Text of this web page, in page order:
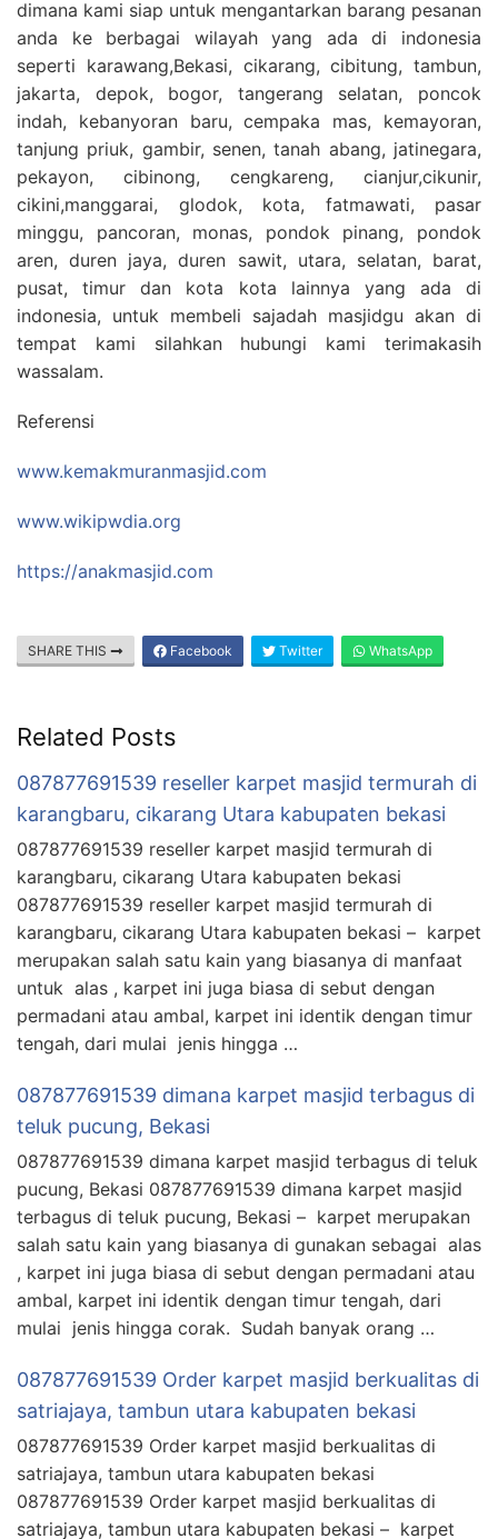
dimana kami siap untuk mengantarkan barang pesanan
anda ke berbagai wilayah yang ada di indonesia
seperti karawang,Bekasi, cikarang, cibitung, tambun,
jakarta, depok, bogor, tangerang selatan, poncok
indah, kebanyoran baru, cempaka mas, kemayoran,
tanjung priuk, gambir, senen, tanah abang, jatinegara,
pekayon, cibinong, cengkareng, cianjur,cikunir,
cikini,manggarai, glodok, kota, fatmawati, pasar
minggu, pancoran, monas, pondok pinang, pondok
aren, duren jaya, duren sawit, utara, selatan, barat,
pusat, timur dan kota kota lainnya yang ada di
indonesia, untuk membeli sajadah masjidgu akan di
tempat kami silahkan hubungi kami terimakasih
wassalam.
Referensi
www.kemakmuranmasjid.com
www.wikipwdia.org
https://anakmasjid.com
SHARE THIS Facebook Twitter WhatsApp
Related Posts
087877691539 reseller karpet masjid termurah di
karangbaru, cikarang Utara kabupaten bekasi
087877691539 reseller karpet masjid termurah di
karangbaru, cikarang Utara kabupaten bekasi
087877691539 reseller karpet masjid termurah di
karangbaru, cikarang Utara kabupaten bekasi – karpet
merupakan salah satu kain yang biasanya di manfaat
untuk alas , karpet ini juga biasa di sebut dengan
permadani atau ambal, karpet ini identik dengan timur
tengah, dari mulai jenis hingga …
087877691539 dimana karpet masjid terbagus di
teluk pucung, Bekasi
087877691539 dimana karpet masjid terbagus di teluk
pucung, Bekasi 087877691539 dimana karpet masjid
terbagus di teluk pucung, Bekasi – karpet merupakan
salah satu kain yang biasanya di gunakan sebagai alas
, karpet ini juga biasa di sebut dengan permadani atau
ambal, karpet ini identik dengan timur tengah, dari
mulai jenis hingga corak. Sudah banyak orang …
087877691539 Order karpet masjid berkualitas di
satriajaya, tambun utara kabupaten bekasi
087877691539 Order karpet masjid berkualitas di
satriajaya, tambun utara kabupaten bekasi
087877691539 Order karpet masjid berkualitas di
satriajaya, tambun utara kabupaten bekasi – karpet